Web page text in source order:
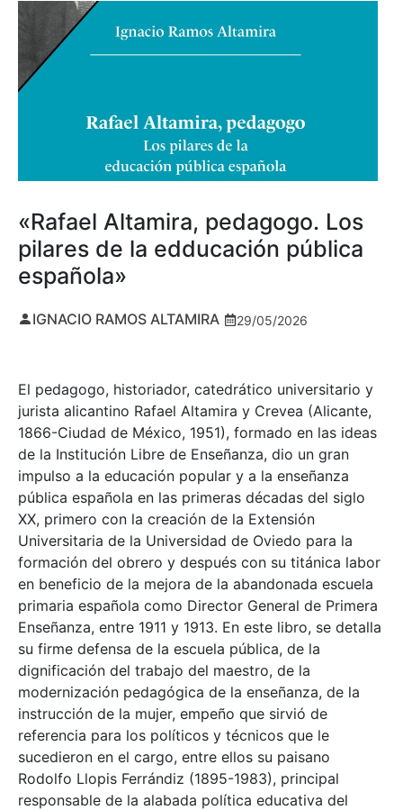
«Rafael Altamira, pedagogo. Los
pilares de la edducación pública
española»
IGNACIO RAMOS ALTAMIRA 29/05/2026
El pedagogo, historiador, catedrático universitario y
jurista alicantino Rafael Altamira y Crevea (Alicante,
1866-Ciudad de México, 1951), formado en las ideas
de la Institución Libre de Enseñanza, dio un gran
impulso a la educación popular y a la enseñanza
pública española en las primeras décadas del siglo
XX, primero con la creación de la Extensión
Universitaria de la Universidad de Oviedo para la
formación del obrero y después con su titánica labor
en beneficio de la mejora de la abandonada escuela
primaria española como Director General de Primera
Enseñanza, entre 1911 y 1913. En este libro, se detalla
su firme defensa de la escuela pública, de la
dignificación del trabajo del maestro, de la
modernización pedagógica de la enseñanza, de la
instrucción de la mujer, empeño que sirvió de
referencia para los políticos y técnicos que le
sucedieron en el cargo, entre ellos su paisano
Rodolfo Llopis Ferrándiz (1895-1983), principal
responsable de la alabada política educativa del